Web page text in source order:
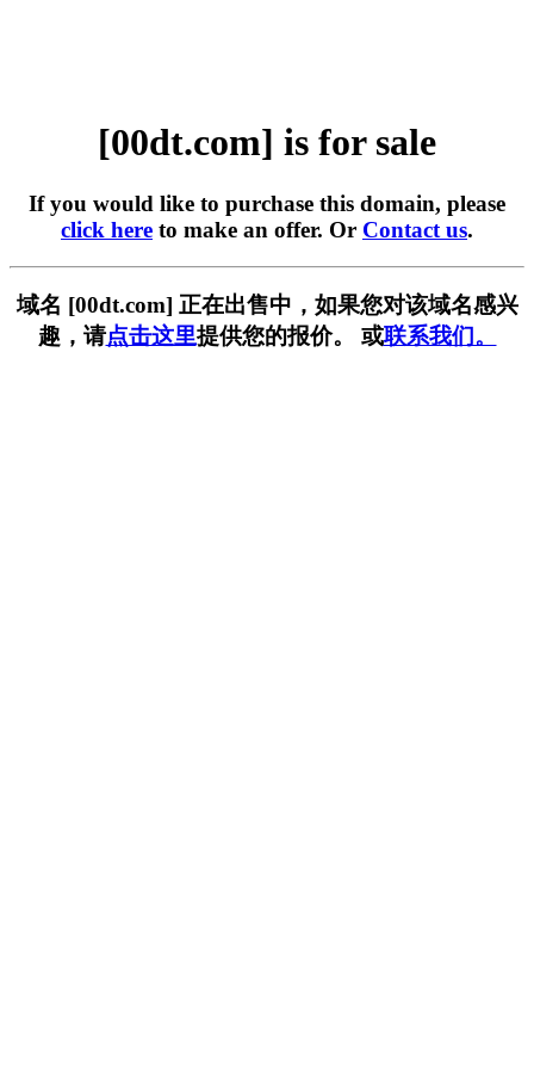
[00dt.com] is for sale
If you would like to purchase this domain, please
click here to make an offer. Or Contact us.
域名 [00dt.com] 正在出售中，如果您对该域名感兴
趣，请点击这里提供您的报价。 或联系我们。